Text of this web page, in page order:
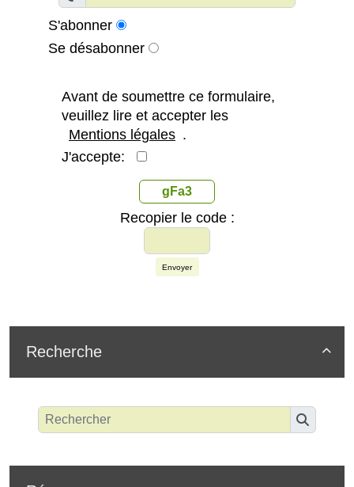
S'abonner
Se désabonner
Avant de soumettre ce formulaire,
veuillez lire et accepter les
Mentions légales .
J'accepte:
gFa3
Recopier le code :
Envoyer

Recherche